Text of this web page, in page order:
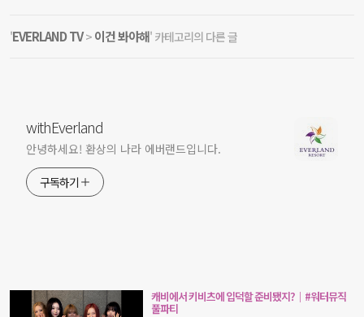
'EVERLAND TV> 이건 봐야해' 카테고리의 다른 글
withEverland
안녕하세요! 환상의 나라 에버랜드입니다.
구독하기
캐비에서 키비츠에 입덕할 준비됐지?｜#워터뮤직
풀파티